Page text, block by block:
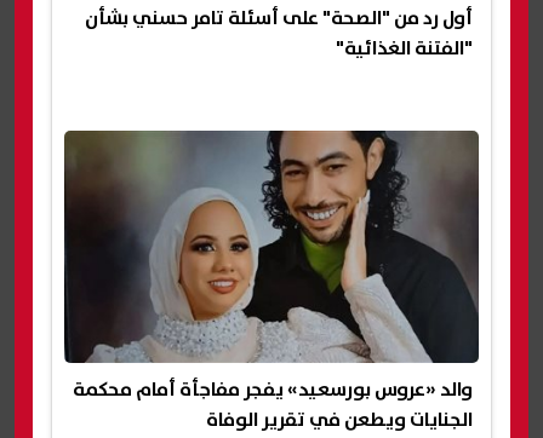
أول رد من "الصحة" على أسئلة تامر حسني بشأن
"الفتنة الغذائية"
والد «عروس بورسعيد» يفجر مفاجأة أمام محكمة
الجنايات ويطعن في تقرير الوفاة